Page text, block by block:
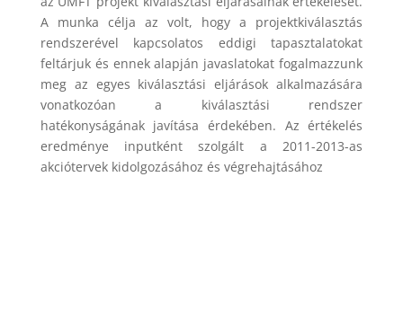
A munka célja az volt, hogy a projektkiválasztás
rendszerével kapcsolatos eddigi tapasztalatokat
feltárjuk és ennek alapján javaslatokat fogalmazzunk
meg az egyes kiválasztási eljárások alkalmazására
vonatkozóan a kiválasztási rendszer
hatékonyságának javítása érdekében. Az értékelés
eredménye inputként szolgált a 2011-2013-as
akciótervek kidolgozásához és végrehajtásához